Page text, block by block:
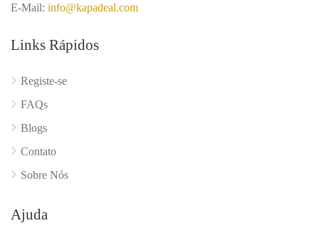
E-Mail: info@kapadeal.com
Links Rápidos
Registe-se
FAQs
Blogs
Contato
Sobre Nós
Ajuda